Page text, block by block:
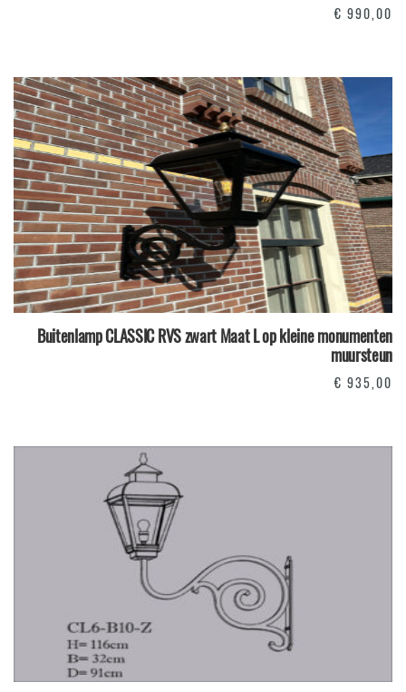
€ 990,00
Buitenlamp CLASSIC RVS zwart Maat L op kleine monumenten
muursteun
€ 935,00